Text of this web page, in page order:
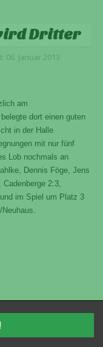
Dritter
Januar 2013
am
dort einen guten
in der Halle
mit nur fünf
Lob nochmals an
Dennis Föge, Jens
2:3,
im Spiel um Platz 3